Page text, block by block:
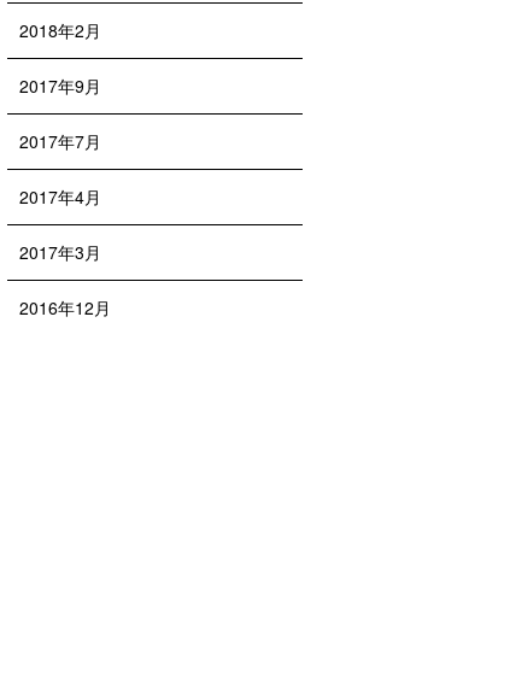
2018年2月
2017年9月
2017年7月
2017年4月
2017年3月
2016年12月